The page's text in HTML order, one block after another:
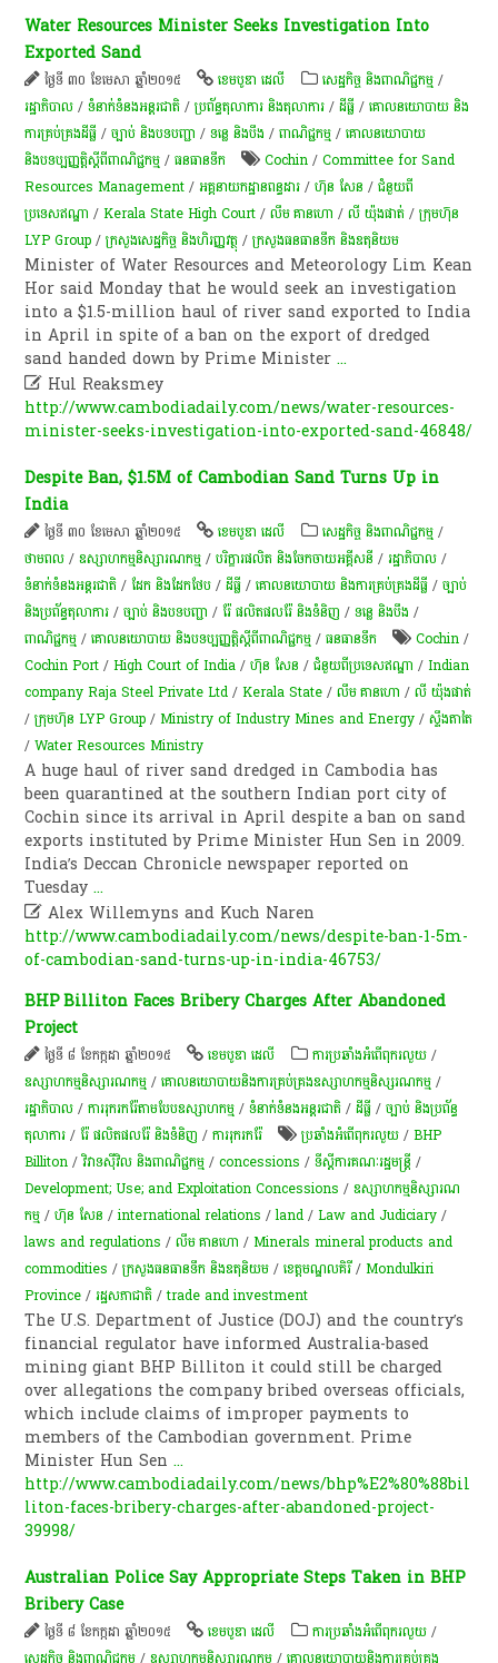
Water Resources Minister Seeks Investigation Into
Exported Sand
ថ្ងៃទី ៣០ ខែមេសា ឆ្នាំ២០១៥ ខេមបូឌា ដេលី សេដ្ឋកិច្ច និងពាណិជ្ជកម្ម /
រដ្ឋាភិបាល /ទំនាក់ទំនងអន្តរជាតិ /ប្រព័ន្ធតុលាការ និងតុលាការ /ដីធ្លី /គោលនយោបាយ និង​
ការគ្រប់គ្រង​ដីធ្លី /ច្បាប់ និងបទបញ្ជា /ទន្លេ និងបឹង /ពាណិជ្ជកម្ម /គោលនយោបាយ
និងបទប្បញ្ញត្តិស្តីពីពាណិជ្ជកម្ម /​ធនធាន​ទឹក​ Cochin /Committee for Sand
Resources Management /​អគ្គ​នាយកដ្ឋាន​ពន្ធដារ /ហ៊ុន សែន /ជំនួយពី
ប្រទេសឥណ្ឌា /Kerala State High Court /លឹម គាន​ហោ /លី យ៉ុងផាត់ /​ក្រុមហ៊ុន
LYP Group /ក្រសួងសេដ្ឋកិច្ច និងហិរញ្ញវត្ថុ /ក្រសួងធនធានទឹក និងឧតុនិយម
Minister of Water Resources and Meteorology Lim Kean
Hor said Monday that he would seek an investigation
into a $1.5-million haul of river sand exported to India
in April in spite of a ban on the export of dredged
sand handed down by Prime Minister...
 Hul Reaksmey
http://www.cambodiadaily.com/news/water-resources-
minister-seeks-investigation-into-exported-sand-46848/
Despite Ban, $1.5M of Cambodian Sand Turns Up in
India
ថ្ងៃទី ៣០ ខែមេសា ឆ្នាំ២០១៥ ខេមបូឌា ដេលី សេដ្ឋកិច្ច និងពាណិជ្ជកម្ម /
ថាមពល /ឧស្សាហកម្មនិស្សារណកម្ម /បរិក្ខារផលិត និងចែកចាយអគ្គីសនី /រដ្ឋាភិបាល /
ទំនាក់ទំនងអន្តរជាតិ /ដែក និងដែកថែប /ដីធ្លី /គោលនយោបាយ និង​ការគ្រប់គ្រង​ដីធ្លី /ច្បាប់
និងប្រព័ន្ធតុលាការ /ច្បាប់ និងបទបញ្ជា /រ៉ែ ផលិតផលរ៉ែ និងទំនិញ /ទន្លេ និងបឹង /
ពាណិជ្ជកម្ម /គោលនយោបាយ និងបទប្បញ្ញត្តិស្តីពីពាណិជ្ជកម្ម /​ធនធាន​ទឹក​ Cochin /
Cochin Port /High Court of India /ហ៊ុន សែន /ជំនួយពីប្រទេសឥណ្ឌា /Indian
company Raja Steel Private Ltd /Kerala State /លឹម គាន​ហោ /លី យ៉ុងផាត់
/​ក្រុមហ៊ុន LYP Group /Ministry of Industry Mines and Energy /ស្ទឹង​តាតៃ
/Water Resources Ministry
A huge haul of river sand dredged in Cambodia has
been quarantined at the southern Indian port city of
Cochin since its arrival in April despite a ban on sand
exports instituted by Prime Minister Hun Sen in 2009.
India’s Deccan Chronicle news­paper reported on
Tuesday...
 Alex Willemyns and Kuch Naren
http://www.cambodiadaily.com/news/despite-ban-1-5m-
of-cambodian-sand-turns-up-in-india-46753/
BHP Billiton Faces Bribery Charges After Abandoned
Project
ថ្ងៃទី ៨ ខែកក្កដា ឆ្នាំ២០១៥ ខេមបូឌា ដេលី ការប្រឆាំងអំពើពុករលួយ /
ឧស្សាហកម្មនិស្សារណកម្ម /គោលនយោបាយនិងការគ្រប់គ្រងឧស្សាហកម្មនិស្សរណកម្ម /
រដ្ឋាភិបាល /ការរុករករ៉ែតាមបែបឧស្សាហកម្ម /ទំនាក់ទំនងអន្តរជាតិ /ដីធ្លី /ច្បាប់ និងប្រព័ន្ធ
តុលាការ /រ៉ែ ផលិតផលរ៉ែ និងទំនិញ /ការរុករករ៉ែ ប្រឆាំងអំពើពុករលួយ /BHP
Billiton /វិវាទស៊ីវិល និងពាណិជ្ជកម្ម/concessions /ទីស្តីការគណៈរដ្ឋមន្រ្តី /
Development; Use; and Exploitation Concessions /ឧស្សាហកម្មនិស្សារណ
កម្ម /ហ៊ុន សែន /international relations /land /Law and Judiciary /
laws and regulations /លឹម គាន​ហោ /Minerals mineral products and
commodities /ក្រសួងធនធានទឹក និងឧតុនិយម /ខេត្ត​មណ្ឌលគិរី​/Mondulkiri
Province /រដ្ឋសភា​ជាតិ /trade and investment
The U.S. Department of Justice (DOJ) and the country’s
financial regulator have informed Australia-based
mining giant BHP Billiton it could still be charged
over allegations the company bribed overseas officials,
which include claims of improper payments to
members of the Cambodian government. Prime
Minister Hun Sen...
http://www.cambodiadaily.com/news/bhp%E2%80%88bil
liton-faces-bribery-charges-after-abandoned-project-
39998/
Australian Police Say Appropriate Steps Taken in BHP
Bribery Case
ថ្ងៃទី ៨ ខែកក្កដា ឆ្នាំ២០១៥ ខេមបូឌា ដេលី ការប្រឆាំងអំពើពុករលួយ /